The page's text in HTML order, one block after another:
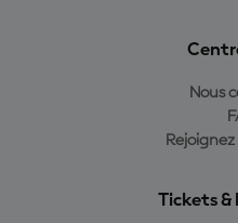
Nous
Tickets